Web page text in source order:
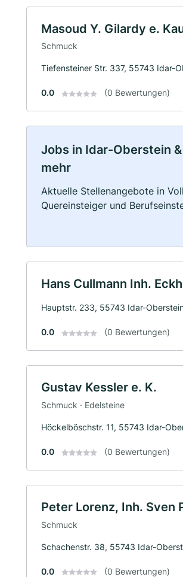
Masoud Y. Gilardy e.
Schmuck
Tiefensteiner Str. 337, 55743 Idar-
0.0 (0 Bewertungen)
Jobs in Idar-Oberstein
mehr
Aktuelle Stellenangebote in
Quereinsteiger und
Hans Cullmann Inh.
Hauptstr. 233, 55743 Idar-
0.0 (0 Bewertungen)
Gustav Kessler e. K.
Schmuck · Edelsteine
Höckelböschstr. 11, 55743 Idar-
0.0 (0 Bewertungen)
Peter Lorenz, Inh. Sven
Schmuck
Schachenstr. 38, 55743 Idar-
0.0 (0 Bewertungen)